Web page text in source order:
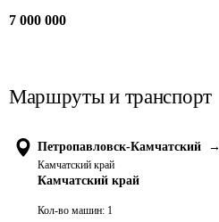
7 000 000
Маршруты и транспорт
Петропавловск-Камчатский →
Камчатский край
Камчатский край
Кол-во машин: 1